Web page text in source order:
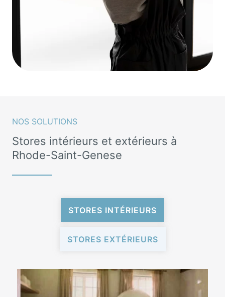
NOS SOLUTIONS
Stores intérieurs et extérieurs à
Rhode-Saint-Genese
STORES INTÉRIEURS
STORES EXTÉRIEURS